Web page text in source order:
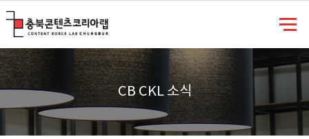
CB CKL 소식